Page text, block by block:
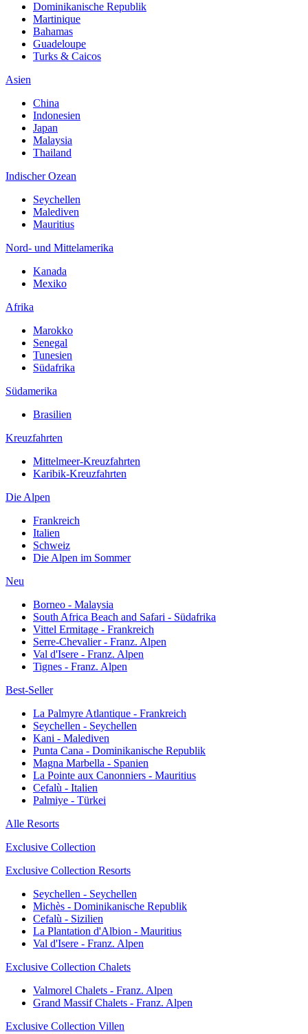
Dominikanische Republik
Martinique
Bahamas
Guadeloupe
Turks & Caicos
Asien
China
Indonesien
Japan
Malaysia
Thailand
Indischer Ozean
Seychellen
Malediven
Mauritius
Nord- und Mittelamerika
Kanada
Mexiko
Afrika
Marokko
Senegal
Tunesien
Südafrika
Südamerika
Brasilien
Kreuzfahrten
Mittelmeer-Kreuzfahrten
Karibik-Kreuzfahrten
Die Alpen
Frankreich
Italien
Schweiz
Die Alpen im Sommer
Neu
Borneo - Malaysia
South Africa Beach and Safari - Südafrika
Vittel Ermitage - Frankreich
Serre-Chevalier - Franz. Alpen
Val d'Isere - Franz. Alpen
Tignes - Franz. Alpen
Best-Seller
La Palmyre Atlantique - Frankreich
Seychellen - Seychellen
Kani - Malediven
Punta Cana - Dominikanische Republik
Magna Marbella - Spanien
La Pointe aux Canonniers - Mauritius
Cefalù - Italien
Palmiye - Türkei
Alle Resorts
Exclusive Collection
Exclusive Collection Resorts
Seychellen - Seychellen
Michès - Dominikanische Republik
Cefalù - Sizilien
La Plantation d'Albion - Mauritius
Val d'Isere - Franz. Alpen
Exclusive Collection Chalets
Valmorel Chalets - Franz. Alpen
Grand Massif Chalets - Franz. Alpen
Exclusive Collection Villen